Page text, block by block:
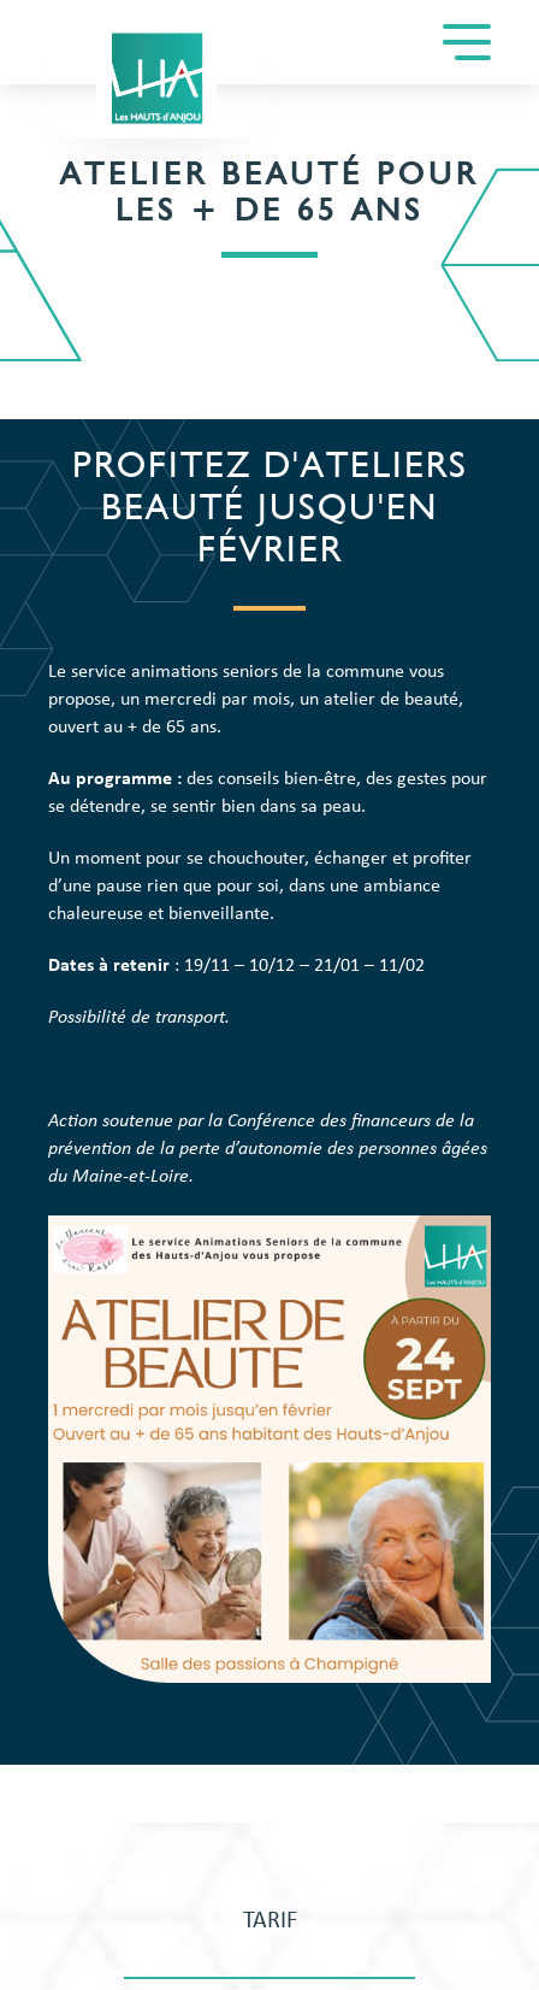
ATELIER BEAUTÉ POUR
LES + DE 65 ANS
PROFITEZ D'ATELIERS
BEAUTÉ JUSQU'EN
FÉVRIER
Le service animations seniors de la commune vous
propose, un mercredi par mois, un atelier de beauté,
ouvert au + de 65 ans.
Au programme : des conseils bien-être, des gestes pour
se détendre, se sentir bien dans sa peau.
Un moment pour se chouchouter, échanger et profiter
d’une pause rien que pour soi, dans une ambiance
chaleureuse et bienveillante.
Dates à retenir : 19/11 – 10/12 – 21/01 – 11/02
Possibilité de transport.
Action soutenue par la Conférence des financeurs de la
prévention de la perte d’autonomie des personnes âgées
du Maine-et-Loire.
TARIF